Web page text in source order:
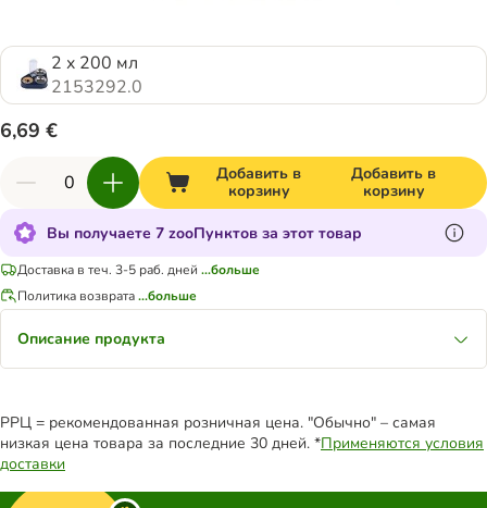
2 x 200 мл
2153292.0
6,69 €
Добавить в
корзину
Добавить в
корзину
Вы получаете 7 zooПунктов за этот товар
Доставка в теч. 3-5 раб. дней ...больше
Политика возврата...больше
Описание продукта
РРЦ = рекомендованная розничная цена. "Обычно" – самая
низкая цена товара за последние 30 дней. *Применяются условия
доставки